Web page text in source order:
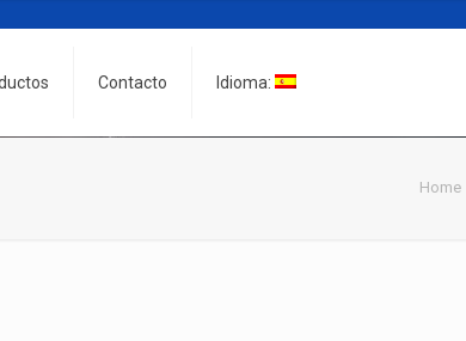
Contacto Idioma:
Home